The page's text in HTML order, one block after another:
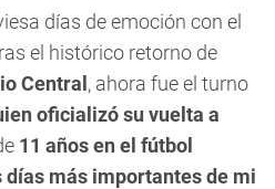
días de emoción con el
el histórico retorno de
Central , ahora fue el turno
oficializó su vuelta a
11 años en el fútbol
días más importantes de mi